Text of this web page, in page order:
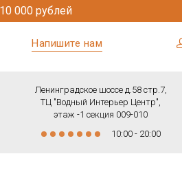
000 рублей
Напишите нам
Ленинградское шоссе д.58 стр.7,
ТЦ "Водный Интерьер Центр",
этаж -1 секция 009-010
10:00 - 20:00